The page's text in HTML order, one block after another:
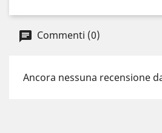
Commenti (0)
Ancora nessuna recensione